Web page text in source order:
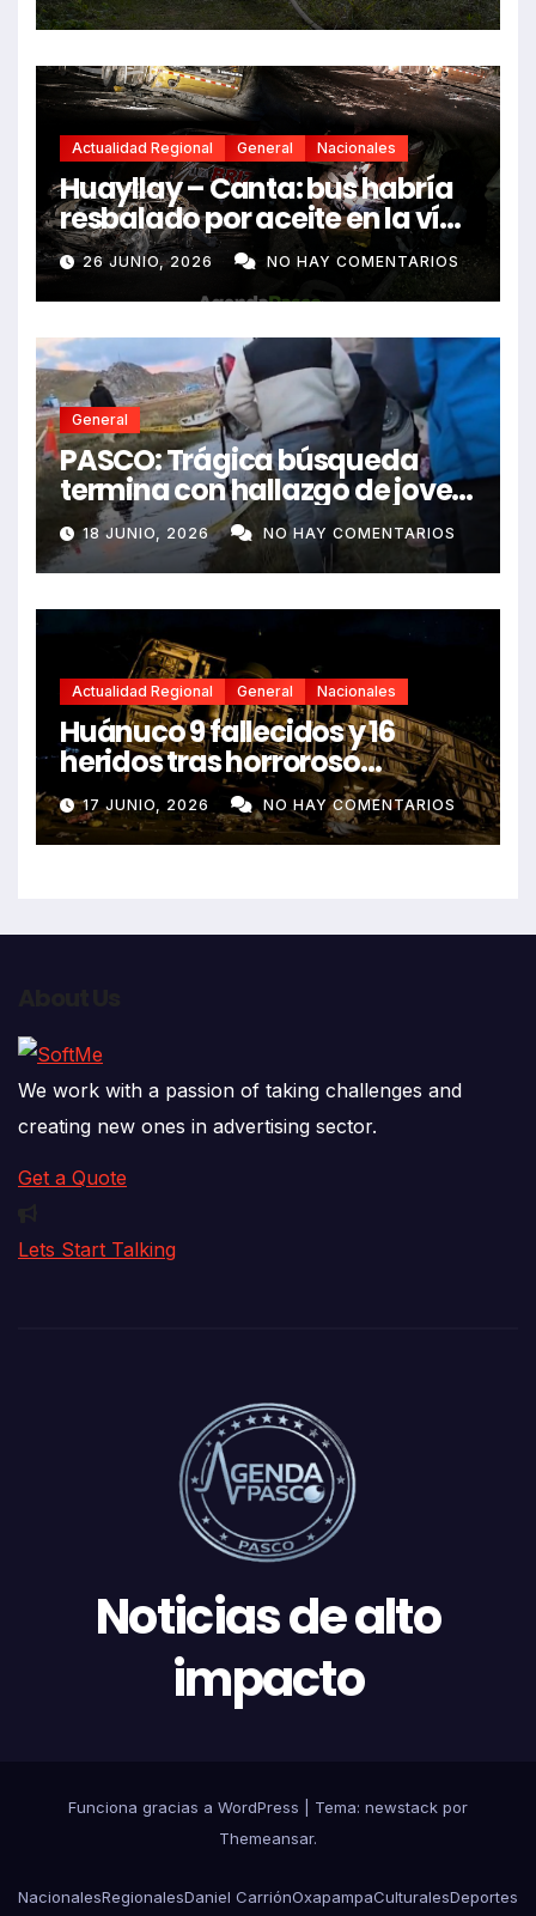
Actualidad Regional General Nacionales
Huayllay – Canta: bus habría
resbalado por aceite en la vía
e impactó auto siniestrado
dejando dos fallecidos
26 JUNIO, 2026 NO HAY COMENTARIOS
General
PASCO: Trágica búsqueda
termina con hallazgo de joven
sin vida en Rancas
18 JUNIO, 2026 NO HAY COMENTARIOS
Actualidad Regional General Nacionales
Huánuco 9 fallecidos y 16
heridos tras horroroso
despiste de bus Real Chancas
que impactó contra vivienda
17 JUNIO, 2026 NO HAY COMENTARIOS
We work with a passion of taking challenges and
creating new ones in advertising sector.
Get a Quote
Lets Start Talking
Noticias de alto
impacto
Funciona gracias a WordPress
Tema: newstack por
Themeansar.
NacionalesRegionalesDaniel CarriónOxapampaCulturalesDeportes